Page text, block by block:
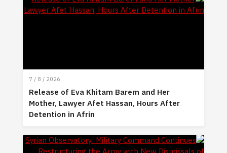
7 / 8 / 2026
Release of Eva Khitam Barem and Her
Mother, Lawyer Afet Hassan, Hours After
Detention in Afrin